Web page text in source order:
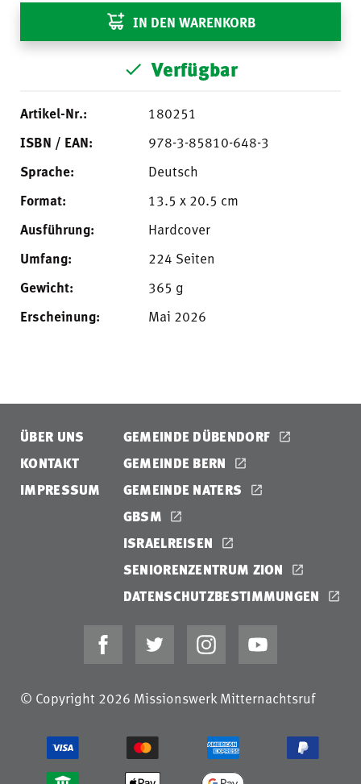
IN DEN WARENKORB
Verfügbar
Artikel-Nr.:
180251
ISBN / EAN:
978-3-85810-648-3
Sprache:
Deutsch
Format:
13.5 x 20.5 cm
Ausführung:
Hardcover
Umfang:
224 Seiten
Gewicht:
365 g
Erscheinung:
Mai 2026
ÜBER UNS
KONTAKT
IMPRESSUM
GEMEINDE DÜBENDORF
GEMEINDE BERN
GEMEINDE NATERS
GBSM
ISRAELREISEN
SENIORENZENTRUM ZION
DATENSCHUTZBESTIMMUNGEN
© Copyright 2026 Missionswerk Mitternachtsruf